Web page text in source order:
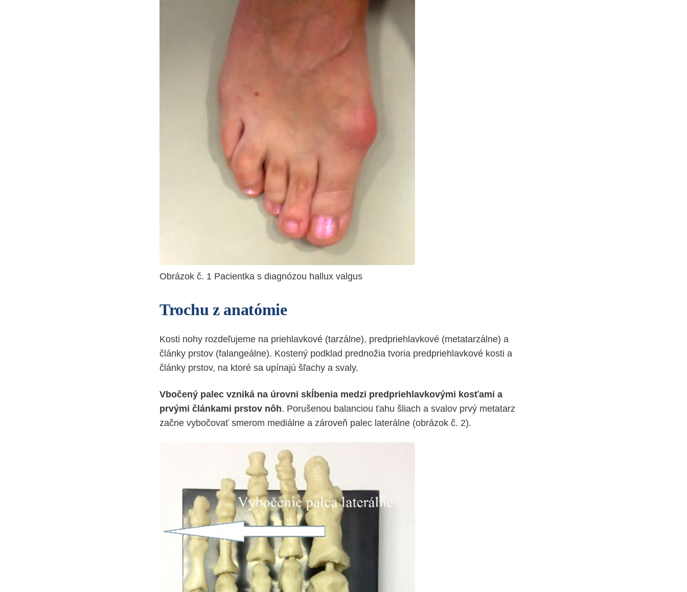
Obrázok č. 1 Pacientka s diagnózou hallux valgus
Trochu z anatómie
Kosti nohy rozdeľujeme na priehlavkové (tarzálne), predpriehlavkové (metatarzálne) a
články prstov (falangeálne). Kostený podklad prednožia tvoria predpriehlavkové kosti a
články prstov, na ktoré sa upínajú šľachy a svaly.
Vbočený palec vzniká na úrovni skĺbenia medzi predpriehlavkovými kosťami a
prvými článkami prstov nôh. Porušenou balanciou ťahu šliach a svalov prvý metatarz
začne vybočovať smerom mediálne a zároveň palec laterálne (obrázok č. 2).